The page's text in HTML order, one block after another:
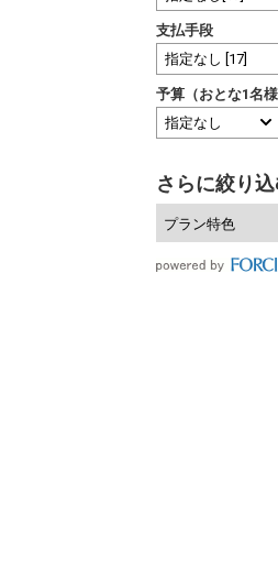
支払手段
予算（おとな1名様
さらに絞り
プラン特色